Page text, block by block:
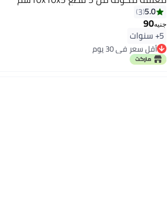
5.0
3
جنيه90
5+ سنوات
أقل سعر في 30 يوم
أقل سعر في 30 يوم